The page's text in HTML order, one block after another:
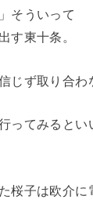
そういって
す東十条。
じず取り合わ
ってみると
桜子は欧介に